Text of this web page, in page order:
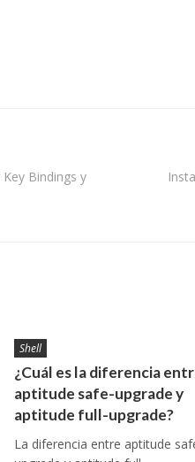
Bindings y
Shell
¿Cuál es la diferencia
aptitude safe-upgrade y
aptitude full-upgrade?
La diferencia entre aptitude